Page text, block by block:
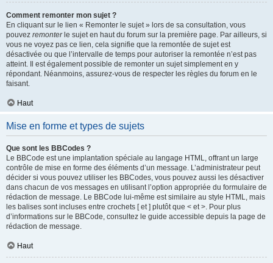
Comment remonter mon sujet ?
En cliquant sur le lien « Remonter le sujet » lors de sa consultation, vous
pouvez remonterle sujet en haut du forum sur la première page. Par ailleurs, si
vous ne voyez pas ce lien, cela signifie que la remontée de sujet est
désactivée ou que l’intervalle de temps pour autoriser la remontée n’est pas
atteint. Il est également possible de remonter un sujet simplement en y
répondant. Néanmoins, assurez-vous de respecter les règles du forum en le
faisant.
Haut
Mise en forme et types de sujets
Que sont les BBCodes ?
Le BBCode est une implantation spéciale au langage HTML, offrant un large
contrôle de mise en forme des éléments d’un message. L’administrateur peut
décider si vous pouvez utiliser les BBCodes, vous pouvez aussi les désactiver
dans chacun de vos messages en utilisant l’option appropriée du formulaire de
rédaction de message. Le BBCode lui-même est similaire au style HTML, mais
les balises sont incluses entre crochets [ et ] plutôt que < et >. Pour plus
d’informations sur le BBCode, consultez le guide accessible depuis la page de
rédaction de message.
Haut